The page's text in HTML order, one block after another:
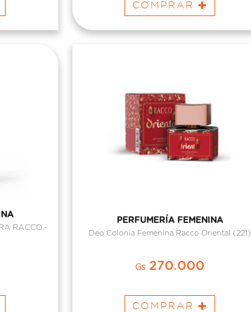
COMPRAR
RACCO -
PERFUMERÍA FEMENINA
Deo Colonia Femenina Racco Oriental (221)
Gs270.000
COMPRAR